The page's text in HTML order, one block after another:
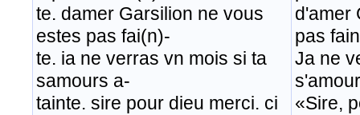
te. damer Garsilion ne vous
estes pas fai(n)-
te. ia ne verras vn mois si ta
samours a-
tainte. sire pour dieu merci. ci
d'amer
pas
Ja ne
«Sire,